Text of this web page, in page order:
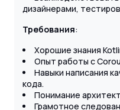
дизайнерами,
Требования:
Хорошие знания
Опыт работы с
Навыки написания
кода.
Понимание
Грамотное